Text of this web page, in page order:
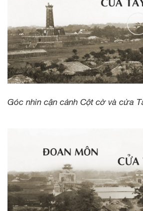
Góc nhìn cận cảnh Cột cờ và cửa